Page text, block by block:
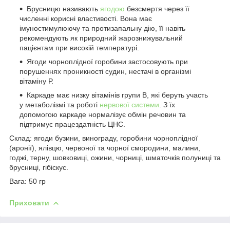
Брусницю називають ягодою безсмертя через її
численні корисні властивості. Вона має
імуностимулюючу та протизапальну дію, її навіть
рекомендують як природний жарознижувальний
пацієнтам при високій температурі.
Ягоди чорноплідної горобини застосовують при
порушеннях проникності судин, нестачі в організмі
вітаміну Р.
Каркаде має низку вітамінів групи В, які беруть участь
у метаболізмі та роботі нервової системи . З їх
допомогою каркаде нормалізує обмін речовин та
підтримує працездатність ЦНС.
Склад: ягоди бузини, винограду, горобини чорноплідної
(аронії), ялівцю, червоної та чорної смородини, малини,
годжі, терну, шовковиці, ожини, чорниці, шматочків полуниці та
брусниці, гібіскус.
Вага: 50 гр
Приховати